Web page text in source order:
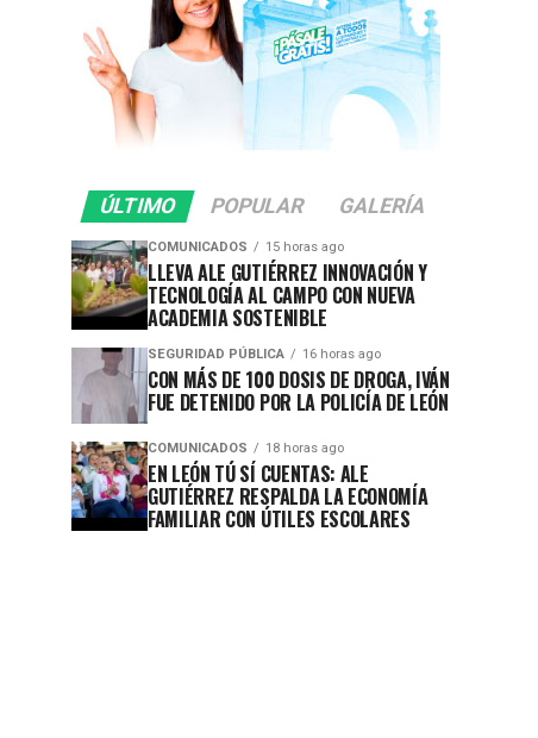
ÚLTIMO POPULAR GALERÍA
COMUNICADOS 15 horas ago
LLEVA ALE GUTIÉRREZ INNOVACIÓN Y
TECNOLOGÍA AL CAMPO CON NUEVA
ACADEMIA SOSTENIBLE
SEGURIDAD PÚBLICA 16 horas ago
CON MÁS DE 100 DOSIS DE DROGA, IVÁN
FUE DETENIDO POR LA POLICÍA DE LEÓN
COMUNICADOS 18 horas ago
EN LEÓN TÚ SÍ CUENTAS: ALE
GUTIÉRREZ RESPALDA LA ECONOMÍA
FAMILIAR CON ÚTILES ESCOLARES